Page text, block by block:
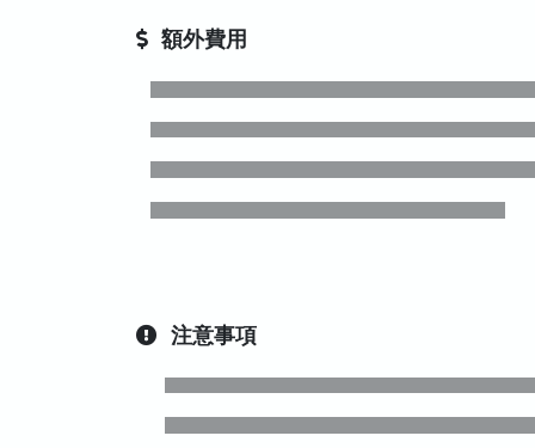
額外費用
注意事項